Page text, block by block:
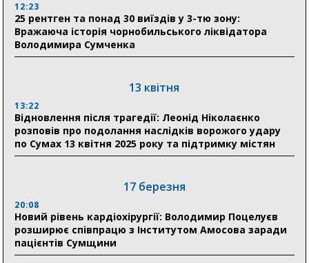
відзнаки «Почесного громадянина міста Суми»
30 липня
Сумська клінічна лікарня Святого Пантелеймона
18:33
Олексій Романько долучився до обговорення Плану
стійкості Сумщини з Прем’єр-міністром
Місто посилює міжнародну співпрацю: Суми
отримали 12 потужних станцій для Пунктів обігріву
12:23
25 рентген та понад 30 виїздів у 3-тю зону:
Вражаюча історія чорнобильського ліквідатора
Володимира Сумченка
13 квітня
13:22
Відновлення після трагедії: Леонід Ніколаєнко
розповів про подолання наслідків ворожого удару
по Сумах 13 квітня 2025 року та підтримку містян
17 березня
20:08
Новий рівень кардіохірургії: Володимир Поцелуєв
розширює співпрацю з Інститутом Амосова заради
пацієнтів Сумщини